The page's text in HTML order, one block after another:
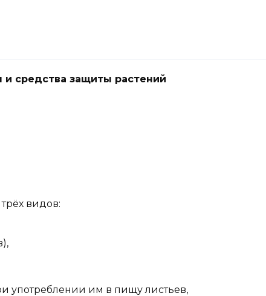
средства защиты растений
видов:
употреблении им в пищу листьев,